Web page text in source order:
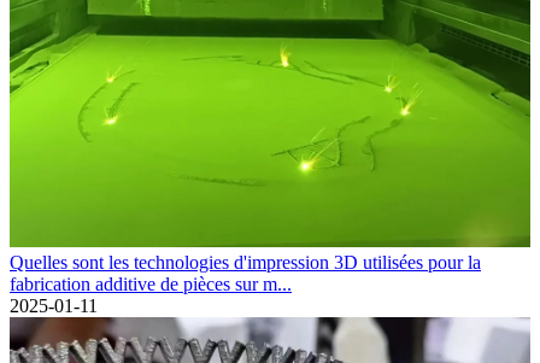
Quelles sont les technologies d'impression 3D utilisées pour la
fabrication additive de pièces sur m...
2025-01-11